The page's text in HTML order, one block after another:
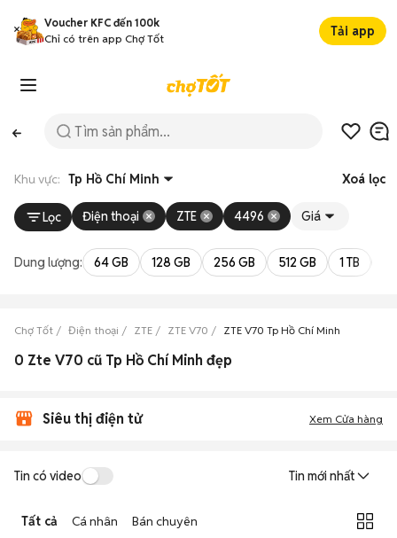
Voucher KFC đến 100k
Chỉ có trên app Chợ Tốt
Tải app
Khu vực: Tp Hồ Chí Minh Xoá lọc
Lọc Điện thoại ZTE 4496 Giá
Dung lượng: 64 GB 128 GB 256 GB 512 GB 1 TB
Chợ Tốt Điện thoại ZTE ZTE V70 ZTE V70 Tp Hồ Chí Minh
0 Zte V70 cũ Tp Hồ Chí Minh đẹp
Siêu thị điện tử Xem Cửa hàng
Tin có video Tin mới nhất
Tất cả Cá nhân Bán chuyên